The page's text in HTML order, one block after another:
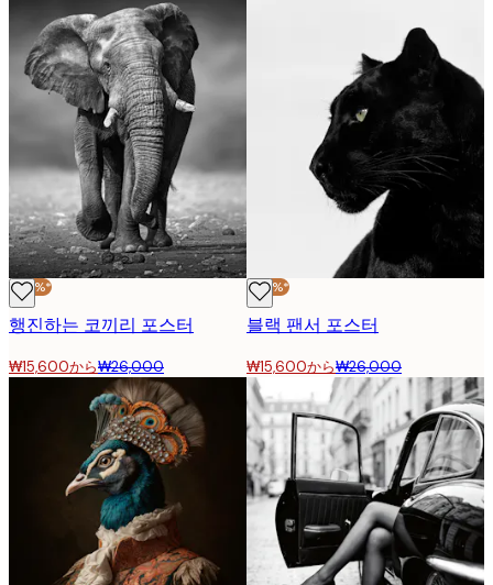
-40%*
행진하는 코끼리 포스터
₩15,600から₩26,000
-40%*
블랙 팬서 포스터
₩15,600から₩26,000